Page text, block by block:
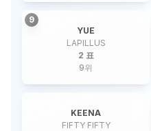
9
YUE
LAPILLUS
2 표
9위
KEENA
FIFTY FIFTY